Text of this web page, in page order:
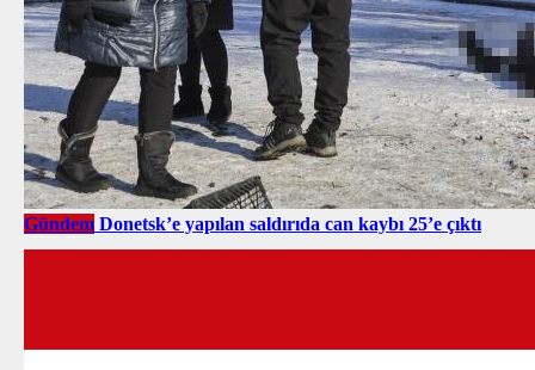
Gündem Donetsk’e yapılan saldırıda can kaybı 25’e çıktı